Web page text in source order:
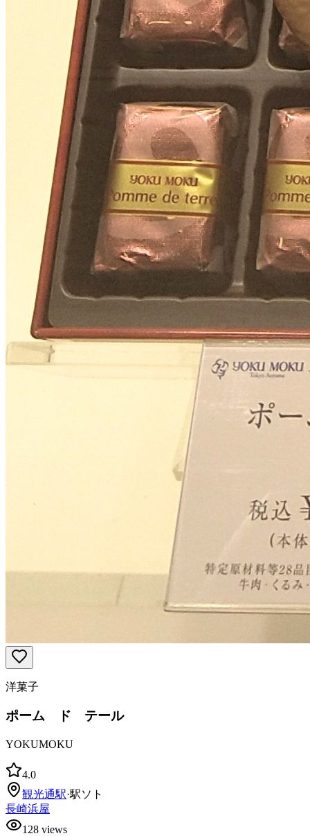
洋菓子
ポーム ド テール
YOKUMOKU
4.0
観光通駅·駅ソト
長崎浜屋
128 views